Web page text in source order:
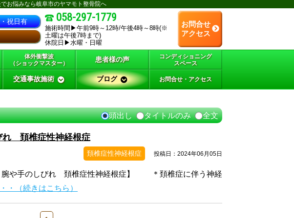
お悩みなら岐阜市のヤマモト整骨院へ
祝日有
058-297-1779
施術時間▶午前9時～12時/午後4時～8時(※
土曜は午後7時まで)
休院日▶水曜・日曜
お問合せ
アクセス
体外衝撃波
（ショックマスター）
患者様の声
コンディショニング
スペース
交通事故施術 ブログ お問合せ・アクセス
頭出し タイトルのみ 全文
れ 頚椎症性神経根症
頚椎症性神経根症 投稿日：2024年06月05日
や手のしびれ 頚椎症性神経根症】 ＊頚椎症に伴う神経
・・（続きはこちら）